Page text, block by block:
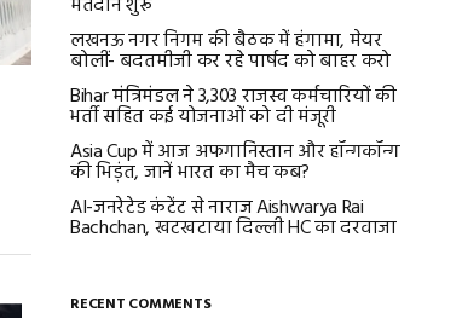
लखनऊ नगर निगम की बैठक में हंगामा, मेयर
बोलीं- बदतमीजी कर रहे पार्षद को बाहर करो
Bihar मंत्रिमंडल ने 3,303 राजस्व कर्मचारियों की
भर्ती सहित कई योजनाओं को दी मंजूरी
Asia Cup में आज अफगानिस्तान और हॉन्गकॉन्ग
की भिड़ंत, जानें भारत का मैच कब?
AI-जनरेटेड कंटेंट से नाराज Aishwarya Rai
Bachchan, खटखटाया दिल्ली HC का दरवाजा
RECENT COMMENTS